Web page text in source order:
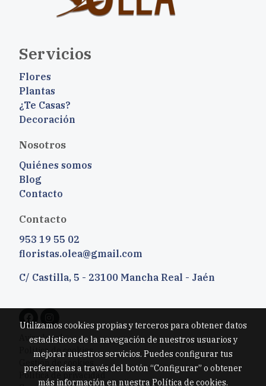
Servicios
Flores
Plantas
¿Te Casas?
Decoración
Nosotros
Quiénes somos
Blog
Contacto
Contacto
953 19 55 02
floristas.olea@gmail.com
C/ Castilla, 5 - 23100 Mancha Real - Jaén
Aviso legal
Política de cookies
Gestión de cookies
Política de privacidad
Utilizamos cookies propias y terceros para obtener datos
estadísticos de la navegación de nuestros usuarios y
mejorar nuestros servicios. Puedes configurar tus
preferencias a través del botón “Configurar” o obtener
más información en nuestra Política de cookies.